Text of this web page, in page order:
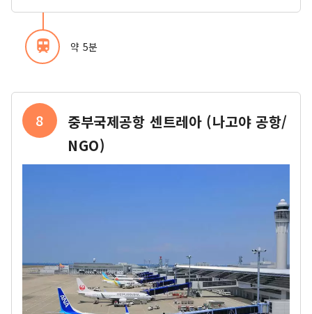
train 약 5분
8
중부국제공항 센트레아 (나고야 공항/
NGO)